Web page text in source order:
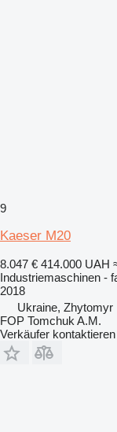
9
Kaeser M20
8.047 € 414.000 UAH
Industriemaschinen -
2018
Ukraine, Zhytomyr
FOP Tomchuk A.M.
Verkäufer kontaktieren